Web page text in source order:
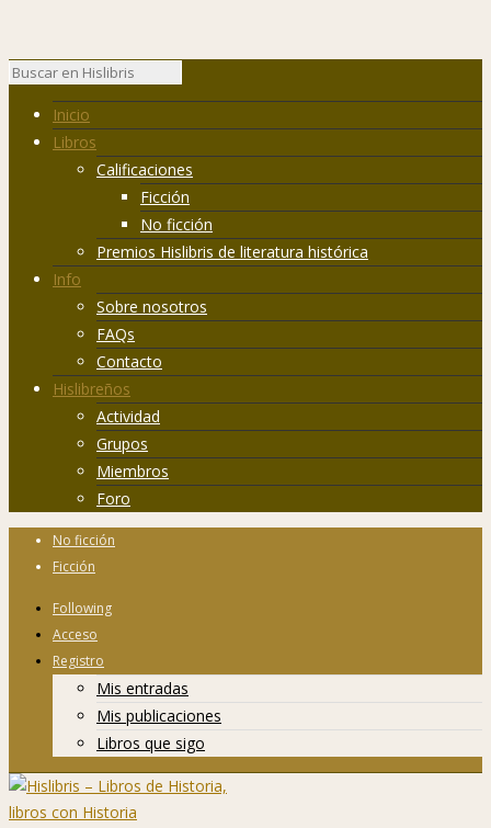
Inicio
Libros
Calificaciones
Ficción
No ficción
Premios Hislibris de literatura histórica
Info
Sobre nosotros
FAQs
Contacto
Hislibreños
Actividad
Grupos
Miembros
Foro
No ficción
Ficción
Following
Acceso
Registro
Mis entradas
Mis publicaciones
Libros que sigo